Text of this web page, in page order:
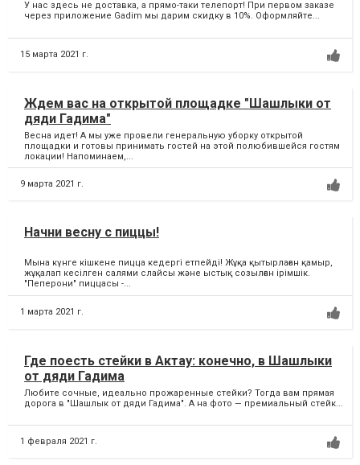
У нас здесь не доставка, а прямо-таки телепорт! При первом заказе
через приложение Gadim мы дарим скидку в 10%. Оформляйте...
15 марта 2021 г.
Ждем вас на открытой площадке "Шашлыки от
дяди Гадима"
Весна идет! А мы уже провели генеральную уборку открытой
площадки и готовы принимать гостей на этой полюбившейся гостям
локации! Напоминаем,...
9 марта 2021 г.
Начни весну с пиццы!
Мына күнге кішкене пицца кедергі етпейді! Жұқа қытырлаған қамыр,
жұқалап кесілген салями слайсы және ыстық созылған ірімшік.
"Пеперони" пиццасы -...
1 марта 2021 г.
Где поесть стейки в Актау: конечно, в Шашлыки
от дяди Гадима
Любите сочные, идеально прожаренные стейки? Тогда вам прямая
дорога в "Шашлык от дяди Гадима". А на фото — премиальный стейк...
1 февраля 2021 г.